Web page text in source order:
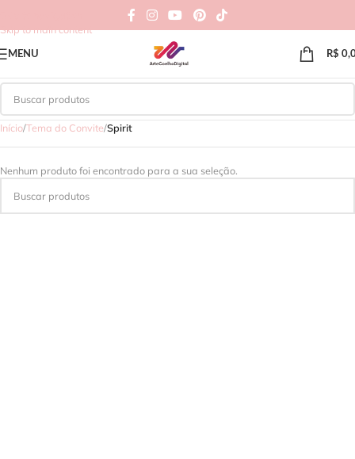
Skip to main content
MENU R$
Início/Tema do Convite/Spirit
Nenhum produto foi encontrado para a sua seleção.